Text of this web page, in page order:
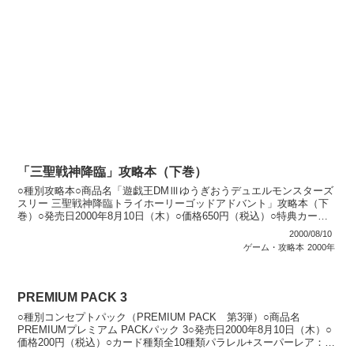
「三聖戦神降臨」攻略本（下巻）
○種別攻略本○商品名「遊戯王DMⅢゆうぎおうデュエルモンスターズ
スリー 三聖戦神降臨トライホーリーゴッドアドバント」攻略本（下
巻）○発売日2000年8月10日（木）○価格650円（税込）○特典カード
2000/08/10
ゲーム・攻略本 2000年
PREMIUM PACK 3
○種別コンセプトパック（PREMIUM PACK 第3弾）○商品名
PREMIUMプレミアム PACKパック 3○発売日2000年8月10日（木）○
価格200円（税込）○カード種類全10種類パラレル+スーパーレア：10